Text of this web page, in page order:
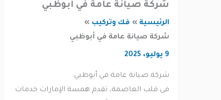
شركة صيانة عامة في أبوظبي
الرئيسية
فك وتركيب
شركة صيانة عامة في أبوظبي
شركة صيانة عامة في أبوظبي
في قلب العاصمة، تقدم همسة الإمارات خدمات